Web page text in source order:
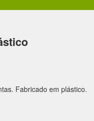
Fabricado em plástico.